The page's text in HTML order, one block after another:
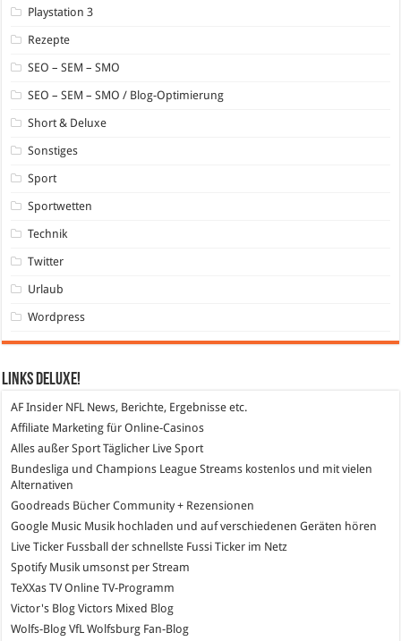
Playstation 3
Rezepte
SEO – SEM – SMO
SEO – SEM – SMO / Blog-Optimierung
Short & Deluxe
Sonstiges
Sport
Sportwetten
Technik
Twitter
Urlaub
Wordpress
Links DeLuXe!
AF Insider NFL News, Berichte, Ergebnisse etc.
Affiliate Marketing für Online-Casinos
Alles außer Sport Täglicher Live Sport
Bundesliga und Champions League Streams kostenlos und mit vielen
Alternativen
Goodreads Bücher Community + Rezensionen
Google Music Musik hochladen und auf verschiedenen Geräten hören
Live Ticker Fussball
der schnellste Fussi Ticker im Netz
SpotifyMusik umsonst per Stream
TeXXas TVOnline TV-Programm
Victor's Blog Victors Mixed Blog
Wolfs-Blog VfL Wolfsburg Fan-Blog